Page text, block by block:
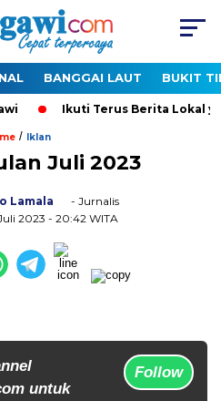
BANGGAI LAUT BUKIT
Ikuti Terus Berita Lokal
/ Iklan
Juli 2023
Lamala
- Jurnalis
2023 - 20:42 WITA
untuk
Follow